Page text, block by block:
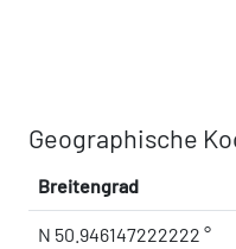
Geographische
Breitengrad
N 50.946147222222 °